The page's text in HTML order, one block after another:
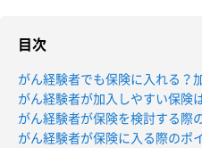
目次
がん経験者でも保険に入れる？
がん経験者が加入しやすい保険
がん経験者が保険を検討する際
がん経験者が保険に入る際のポ